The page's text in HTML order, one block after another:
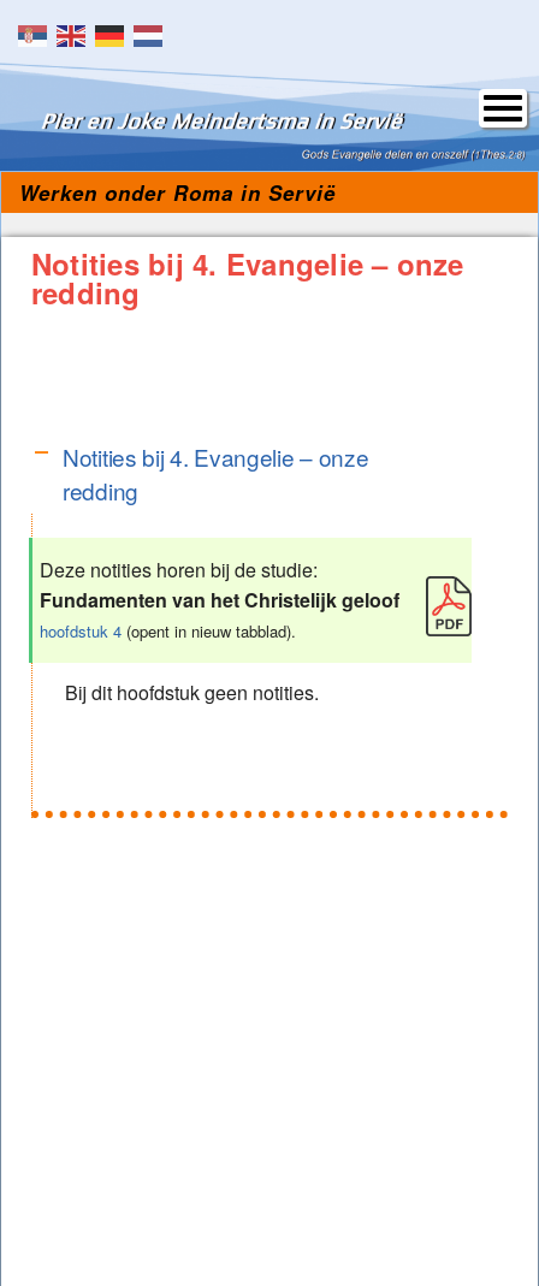
Skip to content
Notities bij 4. Evangelie – onze
redding
A
Notities bij 4. Evangelie – onze
redding
Deze notities horen bij de studie:
Fundamenten van het Christelijk geloof
hoofdstuk 4 (opent in nieuw tabblad).
Bij dit hoofdstuk geen notities.
Werken onder Roma in Servië